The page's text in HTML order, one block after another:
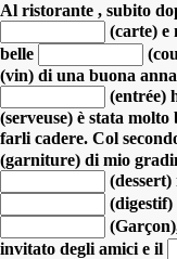
Al ristorante , subito
(carte) e
belle
(vin) di una buona
(entrée)
(serveuse) è stata
farli cadere. Col
(garniture) di mio
(digestif)
invitato degli amici e il